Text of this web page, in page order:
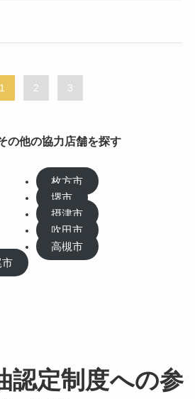
1 2 3
の他の協力店舗を探す
枚方市
堺市
摂津市
吹田市
高槻市
市
認定制度への参